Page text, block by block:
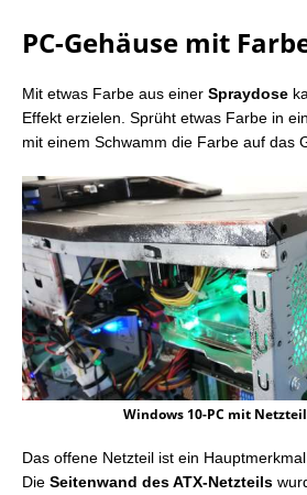
PC-Gehäuse mit
Mit etwas Farbe aus einer Spraydose
Effekt erzielen. Sprüht etwas Farbe in
mit einem Schwamm die Farbe auf das
Windows 10-PC mit
Das offene Netzteil ist ein
Die Seitenwand des ATX-Netzteils